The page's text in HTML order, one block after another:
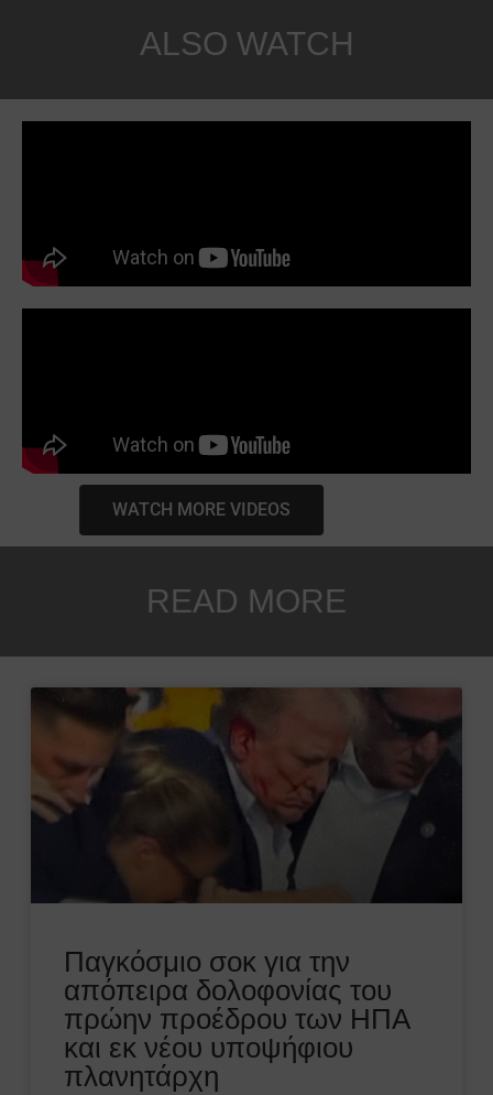
ALSO WATCH
WATCH MORE VIDEOS
READ MORE
Παγκόσμιο σοκ για την
απόπειρα δολοφονίας του
πρώην προέδρου των ΗΠΑ
και εκ νέου υποψήφιου
πλανητάρχη